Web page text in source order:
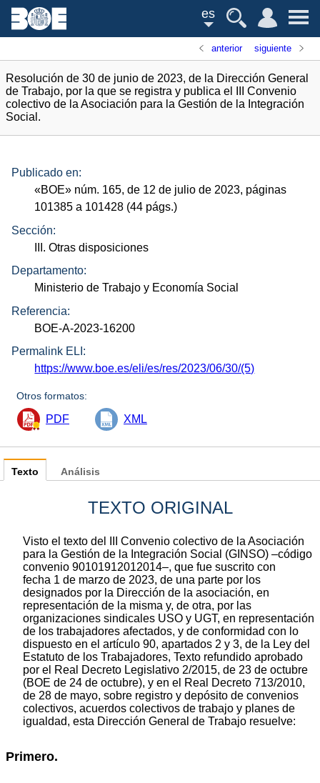
es
anterior siguiente
Resolución de 30 de junio de 2023, de la Dirección General
de Trabajo, por la que se registra y publica el III Convenio
colectivo de la Asociación para la Gestión de la Integración
Social.
Publicado en:
«BOE» núm. 165, de 12 de julio de 2023, páginas
101385 a 101428 (44 págs.)
Sección:
III. Otras disposiciones
Departamento:
Ministerio de Trabajo y Economía Social
Referencia:
BOE-A-2023-16200
Permalink ELI:
https://www.boe.es/eli/es/res/2023/06/30/(5)
Otros formatos:
PDF XML
Texto
TEXTO ORIGINAL
Visto el texto del III Convenio colectivo de la Asociación
para la Gestión de la Integración Social (GINSO) –código
convenio 90101912012014–, que fue suscrito con
fecha 1 de marzo de 2023, de una parte por los
designados por la Dirección de la asociación, en
representación de la misma y, de otra, por las
organizaciones sindicales USO y UGT, en representación
de los trabajadores afectados, y de conformidad con lo
dispuesto en el artículo 90, apartados 2 y 3, de la Ley del
Estatuto de los Trabajadores, Texto refundido aprobado
por el Real Decreto Legislativo 2/2015, de 23 de octubre
(BOE de 24 de octubre), y en el Real Decreto 713/2010,
de 28 de mayo, sobre registro y depósito de convenios
colectivos, acuerdos colectivos de trabajo y planes de
igualdad, esta Dirección General de Trabajo resuelve:
Primero.
Análisis